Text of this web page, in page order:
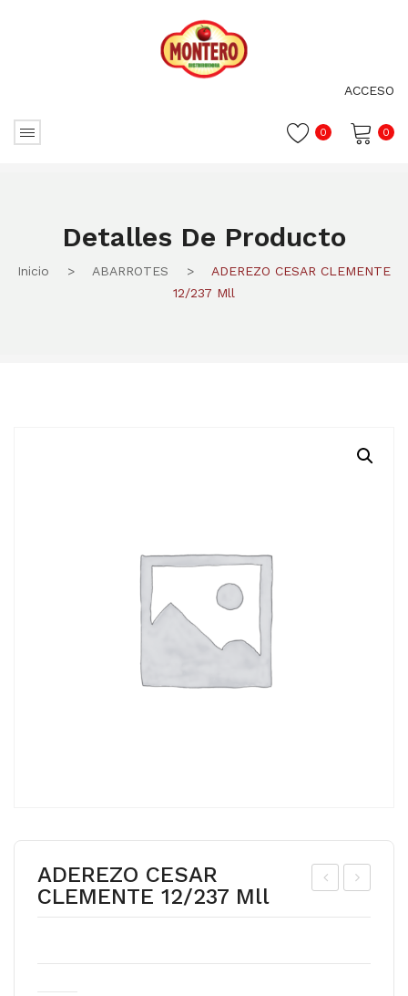
ACCESO
0
0
Detalles De Producto
Inicio > ABARROTES >
ADEREZO CESAR CLEMENTE
12/237 Mll
ADEREZO CESAR
CLEMENTE 12/237 Mll